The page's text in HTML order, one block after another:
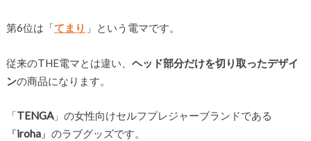
第6位は「てまり 」という電マです。
従来のTHE電マとは違い、 ヘッド部分だけを切り取ったデザイ
ンの商品になります。
「TENGA」の女性向けセルフプレジャーブランドである
『iroha』のラブグッズです。